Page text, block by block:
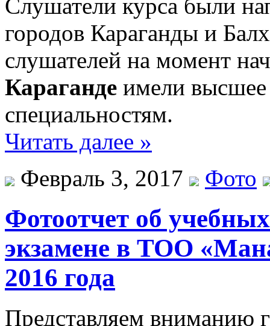
Слушатели курса были
городов Караганды и
слушателей на момент
Караганде имели высшее
специальностям.
Читать далее »
Февраль 3, 2017
Фото
Фотоотчет об
экзамене в ТОО
2016 года
Представляем вниманию